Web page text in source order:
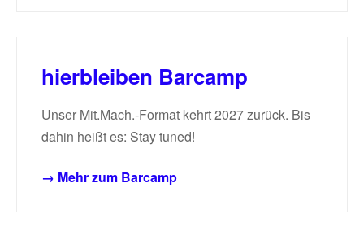
hierbleiben Barcamp
Unser Mit.Mach.-Format kehrt 2027 zurück. Bis
dahin heißt es: Stay tuned!
→ Mehr zum Barcamp